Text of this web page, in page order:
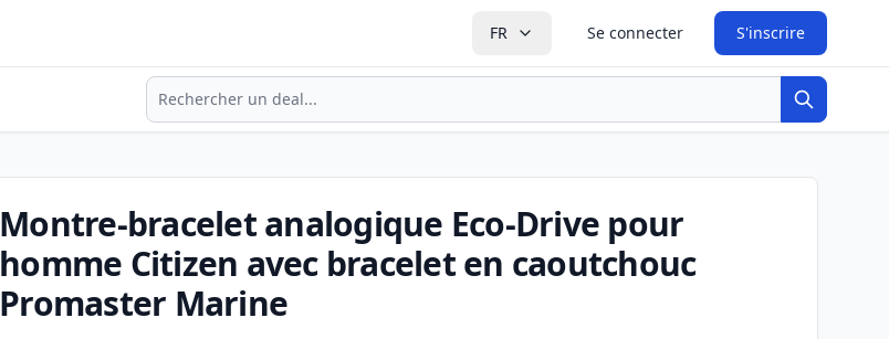
FR Se connecter S'inscrire
Recherche
Recherche
Montre-bracelet analogique Eco-Drive pour
homme Citizen avec bracelet en caoutchouc
Promaster Marine